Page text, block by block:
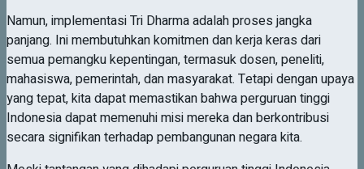
Namun, implementasi Tri Dharma adalah proses jangka
panjang. Ini membutuhkan komitmen dan kerja keras dari
semua pemangku kepentingan, termasuk dosen, peneliti,
mahasiswa, pemerintah, dan masyarakat. Tetapi dengan upaya
yang tepat, kita dapat memastikan bahwa perguruan tinggi
Indonesia dapat memenuhi misi mereka dan berkontribusi
secara signifikan terhadap pembangunan negara kita.